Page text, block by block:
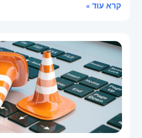
קרא עוד »